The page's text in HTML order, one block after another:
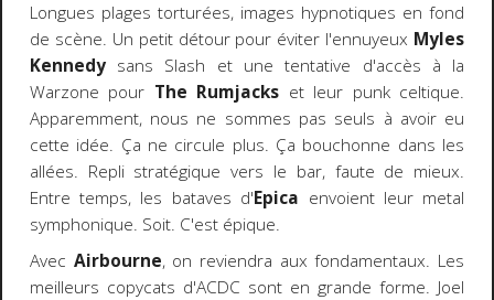
Longues plages torturées, images hypnotiques en fond
de scène. Un petit détour pour éviter l'ennuyeux Myles
Kennedy sans Slash et une tentative d'accès à la
Warzone pour The Rumjacks et leur punk celtique.
Apparemment, nous ne sommes pas seuls à avoir eu
cette idée. Ça ne circule plus. Ça bouchonne dans les
allées. Repli stratégique vers le bar, faute de mieux.
Entre temps, les bataves d'Epica envoient leur metal
symphonique. Soit. C'est épique.
Avec Airbourne, on reviendra aux fondamentaux. Les
meilleurs copycats d'ACDC sont en grande forme. Joel